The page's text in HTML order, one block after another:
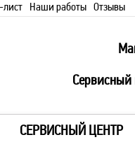
лист Наши работы Отзывы
Сервисный
СЕРВИСНЫЙ ЦЕНТР